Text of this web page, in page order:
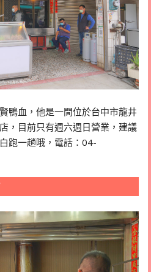
鴨血，他是一間位於台中市龍井
，目前只有週六週日營業，建議
跑一趟哦，電話： 04-